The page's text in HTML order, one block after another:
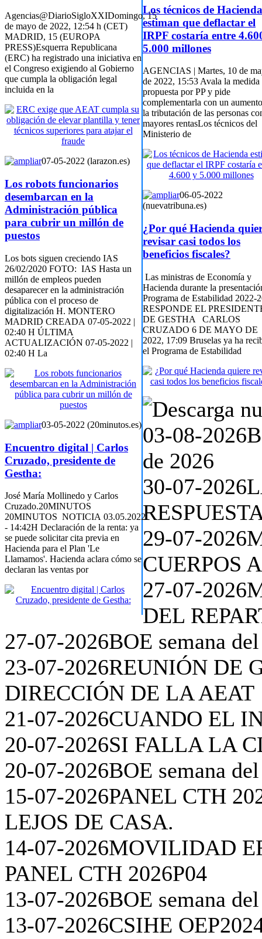
Agencias@DiarioSigloXXIDomingo, 15
de mayo de 2022, 12:54 h (CET)
MADRID, 15 (EUROPA
PRESS)Esquerra Republicana
(ERC) ha registrado una iniciativa en
el Congreso exigiendo al Gobierno
que cumpla la obligación legal
incluida en la
07-05-2022 (larazon.es)
Los robots funcionarios
desembarcan en la
Administración pública
para cubrir un millón de
puestos
Los bots siguen creciendo IAS
26/02/2020 FOTO: IAS Hasta un
millón de empleos pueden
desaparecer en la administración
pública con el proceso de
digitalización H. MONTERO
MADRID CREADA 07-05-2022 |
02:40 H ÚLTIMA
ACTUALIZACIÓN 07-05-2022 |
02:40 H La
03-05-2022 (20minutos.es)
Encuentro digital | Carlos
Cruzado, presidente de
Gestha:
José María Mollinedo y Carlos
Cruzado.20MINUTOS
20MINUTOS NOTICIA 03.05.2022
- 14:42H Declaración de la renta: ya
se puede solicitar cita previa en
Hacienda para el Plan 'Le
Llamamos'. Hacienda aclara cómo se
declaran las ventas por
Los técnicos de Hacienda
estiman que deflactar el
IRPF costaría entre
5.000 millones
AGENCIAS | Martes, 10 de
de 2022, 15:53 Avala la medida
propuesta por PP y pide
complementarla con un
la tributación de las personas
mayores rentasLos técnicos del
Ministerio de
06-05-2022
(nuevatribuna.es)
¿Por qué Hacienda
revisar casi todos los
beneficios fiscales?
Las ministras de Economía y
Hacienda durante la
Programa de Estabilidad 2022-
RESPONDE EL
DE GESTHA CARLOS
CRUZADO 6 DE MAYO DE
2022, 17:09 Bruselas ya ha
el Programa de Estabilidad
03-08-2026
de 2026
30-07-2026LA AEAT
ÁGILES
29-07-2026MISMO
ADSCRITOS
27-07-2026MAZAZO DEL
DE LA PRODUCTIVIDAD